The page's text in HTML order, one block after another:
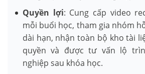
Quyền lợi: Cung cấp video
mỗi buổi học, tham gia nhóm
dài hạn, nhận toàn bộ kho tài
quyền và được tư vấn lộ
nghiệp sau khóa học.